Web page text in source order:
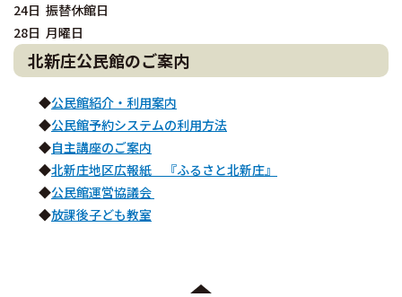
24日 振替休館日
28日 月曜日
北新庄公民館のご案内
◆公民館紹介・利用案内
◆公民館予約システムの利用方法
◆自主講座のご案内
◆北新庄地区広報紙 『ふるさと北新庄』
◆公民館運営協議会
◆放課後子ども教室